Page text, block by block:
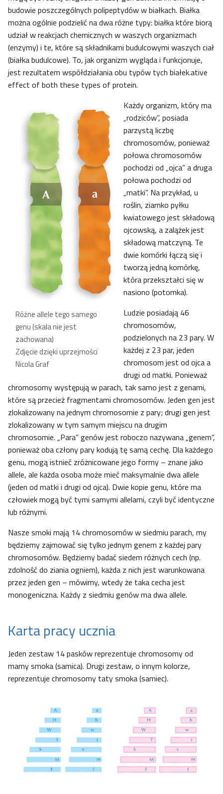
budowie poszczególnych polipeptydów w białkach. Białka
można ogólnie podzielić na dwa różne typy: białka które biorą
udział w reakcjach chemicznych w waszych organizmach
(enzymy) i te, które są składnikami budulcowymi waszych ciał
(białka budulcowe). To, jak organizm wygląda i funkcjonuje,
jest rezultatem współdziałania obu typów tych białek.ative
effect of both these types of protein.
Różne allele tego samego
genu (skala nie jest
zachowana)
Zdjęcie dzięki uprzejmości
Nicola Graf
Każdy organizm, który ma
„rodziców”, posiada
parzystą liczbę
chromosomów, ponieważ
połowa chromosomów
pochodzi od „ojca” a druga
połowa pochodzi od
„matki”. Na przykład, u
roślin, ziarnko pyłku
kwiatowego jest składową
ojcowską, a zalążek jest
składową matczyną. Te
dwie komórki łączą się i
tworzą jedną komórkę,
która przekształci się w
nasiono (potomka).
Ludzie posiadają 46
chromosomów,
podzielonych na 23 pary. W
każdej z 23 par, jeden
chromosom jest od ojca a
drugi od matki. Ponieważ
chromosomy występują w parach, tak samo jest z genami,
które są przecież fragmentami chromosomów. Jeden gen jest
zlokalizowany na jednym chromosomie z pary; drugi gen jest
zlokalizowany w tym samym miejscu na drugim
chromosomie. „Para” genów jest roboczo nazywana „genem”,
ponieważ oba człony pary kodują tę samą cechę. Dla każdego
genu, mogą istnieć zróżnicowane jego formy – znane jako
allele, ale każda osoba może mieć maksymalnie dwa allele
(jeden od matki i drugi od ojca). Dwie kopie genu, które ma
człowiek mogą być tymi samymi allelami, czyli być identyczne
lub różnymi.
Nasze smoki mają 14 chromosomów w siedmiu parach, my
będziemy zajmować się tylko jednym genem z każdej pary
chromosomów. Będziemy badać siedem różnych cech (np.
zdolność do ziania ogniem), każda z nich jest warunkowana
przez jeden gen – mówimy, wtedy że taka cecha jest
monogeniczna. Każdy z siedmiu genów ma dwa allele.
Karta pracy ucznia
Jeden zestaw 14 pasków reprezentuje chromosomy od
mamy smoka (samica). Drugi zestaw, o innym kolorze,
reprezentuje chromosomy taty smoka (samiec).